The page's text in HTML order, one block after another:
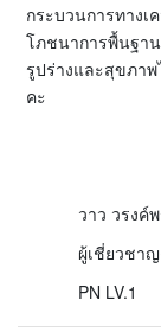
กระบวนการทางเ
โภชนาการพื้นฐา
รูปร่างและสุขภาพ
คะ
วาว วรงค์พร
ผู้เชี่ยวชาญด้า
PN LV.1